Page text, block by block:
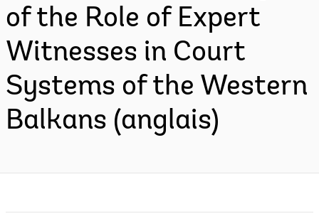
of the Role of Expert
Witnesses in Court
Systems of the Western
Balkans (anglais)